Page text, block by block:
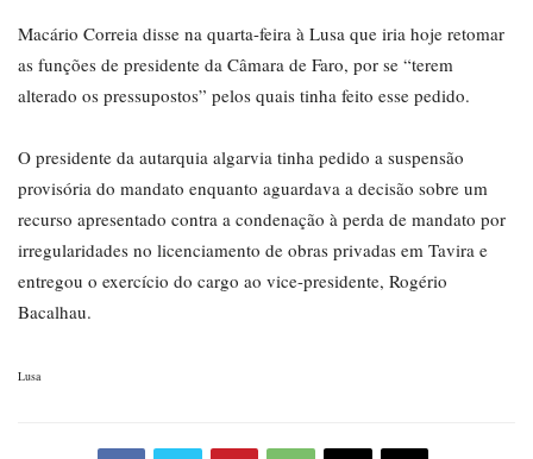
Macário Correia disse na quarta-feira à Lusa que iria hoje retomar
as funções de presidente da Câmara de Faro, por se “terem
alterado os pressupostos” pelos quais tinha feito esse pedido.
O presidente da autarquia algarvia tinha pedido a suspensão
provisória do mandato enquanto aguardava a decisão sobre um
recurso apresentado contra a condenação à perda de mandato por
irregularidades no licenciamento de obras privadas em Tavira e
entregou o exercício do cargo ao vice-presidente, Rogério
Bacalhau.
Lusa